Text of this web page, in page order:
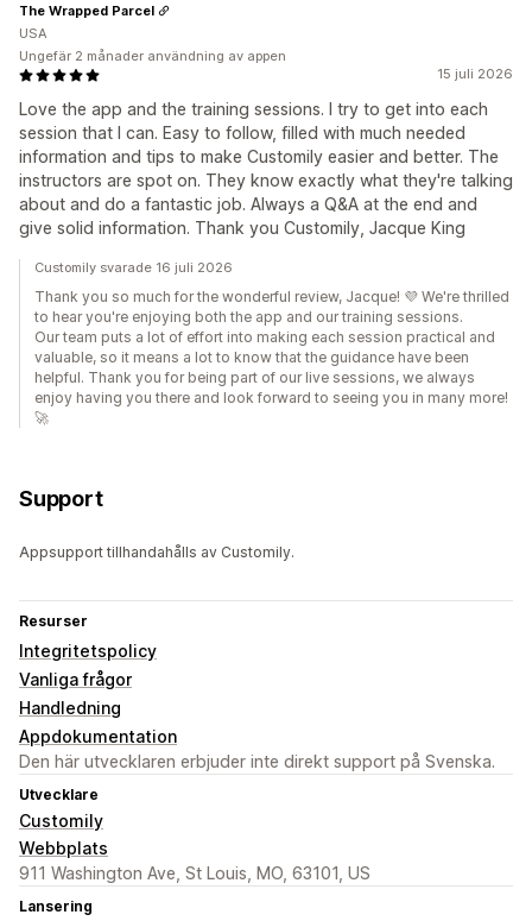
15 juli 2026
Love the app and the training sessions. I try to get into each
session that I can. Easy to follow, filled with much needed
information and tips to make Customily easier and better. The
instructors are spot on. They know exactly what they're talking
about and do a fantastic job. Always a Q&A at the end and
give solid information. Thank you Customily, Jacque King
The Wrapped Parcel
USA
Ungefär 2 månader användning av appen
Customily svarade 16 juli 2026
Thank you so much for the wonderful review, Jacque! 💜 We're thrilled
to hear you're enjoying both the app and our training sessions.
Our team puts a lot of effort into making each session practical and
valuable, so it means a lot to know that the guidance have been
helpful. Thank you for being part of our live sessions, we always
enjoy having you there and look forward to seeing you in many more!
🚀
Support
Appsupport tillhandahålls av Customily.
Resurser
Integritetspolicy
Vanliga frågor
Handledning
Appdokumentation
Den här utvecklaren erbjuder inte direkt support på Svenska.
Utvecklare
Customily
Webbplats
911 Washington Ave, St Louis, MO, 63101, US
Lansering